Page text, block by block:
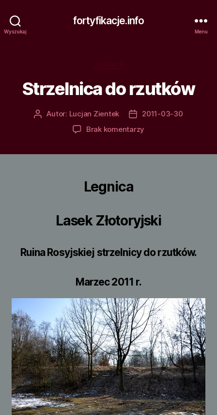
Wyszukaj
fortyfikacje.info
Menu
Strzelnica do rzutków
AutorAutor: Lucjan Zientek
Data2011-03-30
Brak komentarzy
Legnica
Lasek Złotoryjski
Ruina Rosyjskiej strzelnicy do rzutków.
Marzec 2011 r.